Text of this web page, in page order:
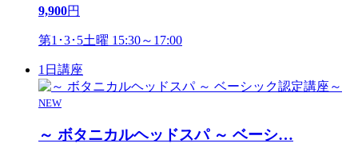
9,900円
第1･3･5土曜 15:30～17:00
1日講座
NEW
～ ボタニカルヘッドスパ ～ ベーシ…